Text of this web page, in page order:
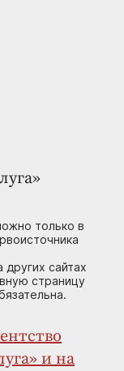
только в
сайтах
страницу
и на